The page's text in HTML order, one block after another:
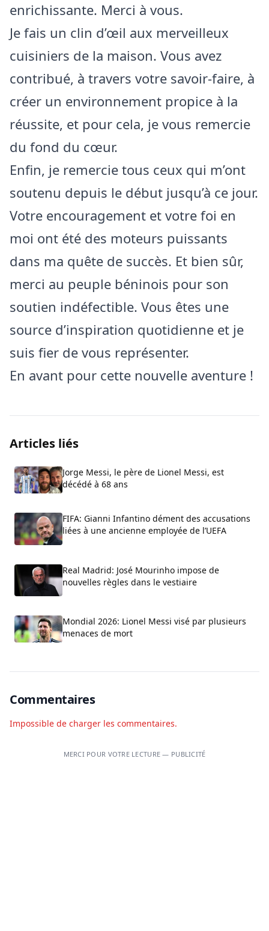
enrichissante. Merci à vous.
Je fais un clin d’œil aux merveilleux
cuisiniers de la maison. Vous avez
contribué, à travers votre savoir-faire, à
créer un environnement propice à la
réussite, et pour cela, je vous remercie
du fond du cœur.
Enfin, je remercie tous ceux qui m’ont
soutenu depuis le début jusqu’à ce jour.
Votre encouragement et votre foi en
moi ont été des moteurs puissants
dans ma quête de succès. Et bien sûr,
merci au peuple béninois pour son
soutien indéfectible. Vous êtes une
source d’inspiration quotidienne et je
suis fier de vous représenter.
En avant pour cette nouvelle aventure !
Articles liés
Jorge Messi, le père de Lionel Messi, est
décédé à 68 ans
FIFA: Gianni Infantino dément des accusations
liées à une ancienne employée de l’UEFA
Real Madrid: José Mourinho impose de
nouvelles règles dans le vestiaire
Mondial 2026: Lionel Messi visé par plusieurs
menaces de mort
Commentaires
Impossible de charger les commentaires.
MERCI POUR VOTRE LECTURE — PUBLICITÉ